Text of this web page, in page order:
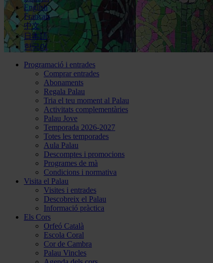
English
Français
中文
日本語
한국어
Programació i entrades
Comprar entrades
Abonaments
Regala Palau
Tria el teu moment al Palau
Activitats complementàries
Palau Jove
Temporada 2026-2027
Totes les temporades
Aula Palau
Descomptes i promocions
Programes de mà
Condicions i normativa
Visita el Palau
Visites i entrades
Descobreix el Palau
Informació pràctica
Els Cors
Orfeó Català
Escola Coral
Cor de Cambra
Palau Vincles